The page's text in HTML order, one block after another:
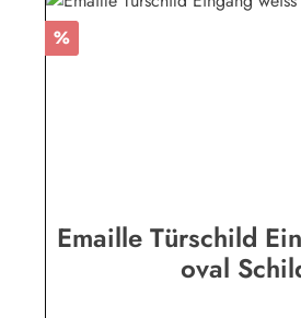
Rabatt
%
Emaille Türschild
oval